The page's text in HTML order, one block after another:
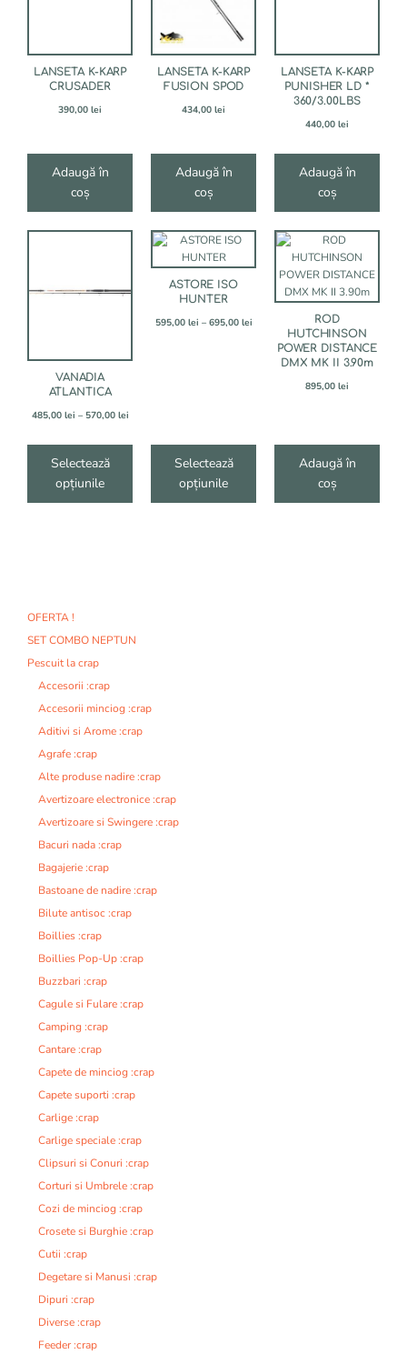
LANSETA K-KARP
CRUSADER
390,00 lei
Adaugă în
coș
LANSETA K-KARP
FUSION SPOD
434,00 lei
Adaugă în
coș
LANSETA K-KARP
PUNISHER LD *
360/3.00LBS
440,00 lei
Adaugă în
coș
VANADIA
ATLANTICA
485,00 lei – 570,00 leiInterval
prețuri:
570,00 lei
Selectează
opțiunile
mai
pot
alese
în
produsului.
ASTORE ISO
HUNTER
595,00 lei – 695,00 leiInterval
prețuri:
595,00 lei
Selectează
opțiunile
Acest
produs
are
variații.
produsului.
ROD
HUTCHINSON
POWER DISTANCE
DMX MK II 3.90m
895,00 lei
Adaugă în
coș
OFERTA !
SET COMBO NEPTUN
Pescuit la crap
Accesorii :crap
Accesorii minciog :crap
Aditivi si Arome :crap
Agrafe :crap
Alte produse nadire :crap
Avertizoare electronice :crap
Avertizoare si Swingere :crap
Bacuri nada :crap
Bagajerie :crap
Bastoane de nadire :crap
Bilute antisoc :crap
Boillies :crap
Boillies Pop-Up :crap
Buzzbari :crap
Cagule si Fulare :crap
Camping :crap
Cantare :crap
Capete de minciog :crap
Capete suporti :crap
Carlige :crap
Carlige speciale :crap
Clipsuri si Conuri :crap
Corturi si Umbrele :crap
Cozi de minciog :crap
Crosete si Burghie :crap
Cutii :crap
Degetare si Manusi :crap
Dipuri :crap
Diverse :crap
Feeder :crap